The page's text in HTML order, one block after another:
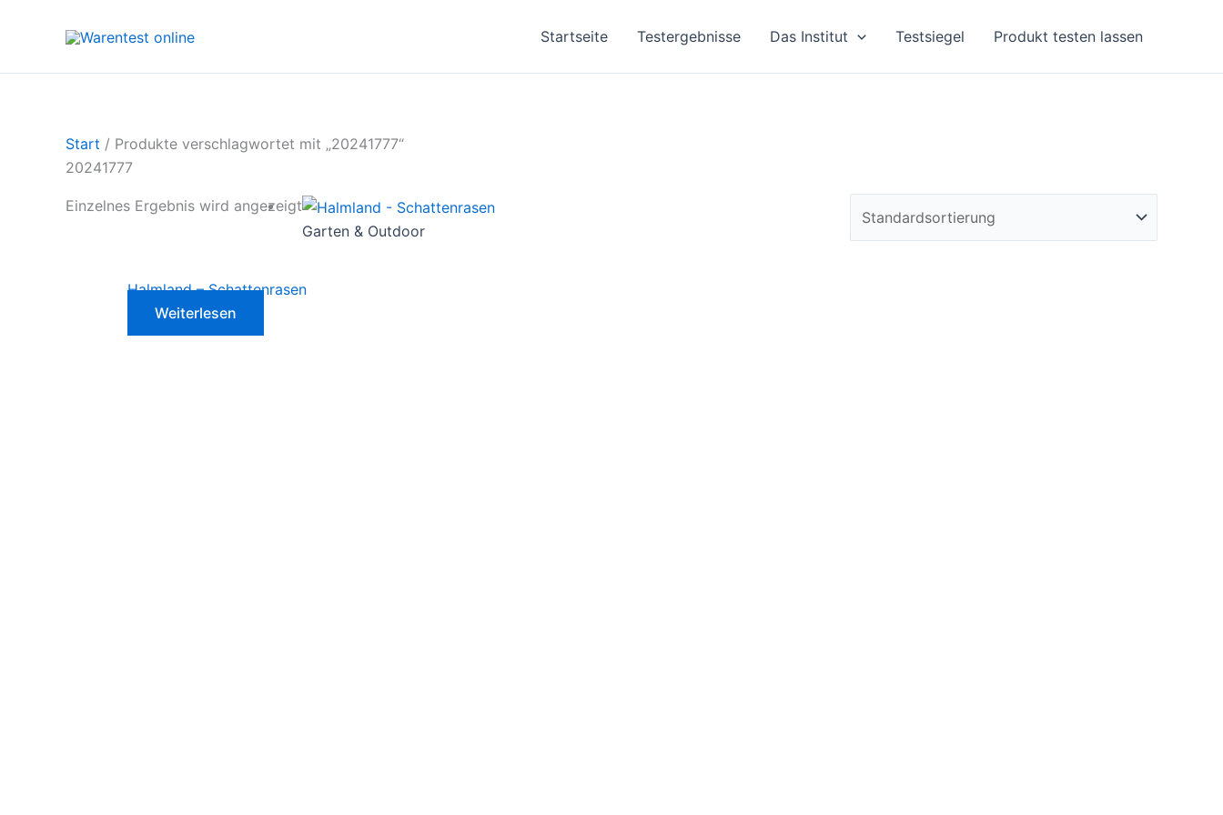
Startseite Testergebnisse Das Institut Testsiegel Produkt testen lassen
Start / Produkte verschlagwortet mit „20241777“
20241777
Einzelnes Ergebnis wird angezeigt
Garten & Outdoor
Halmland – Schattenrasen
Weiterlesen